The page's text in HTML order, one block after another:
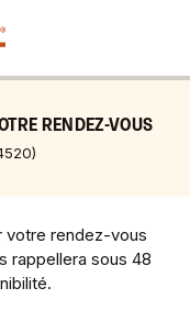
RENDEZ-VOUS
)
rendez-vous
rappellera sous 48